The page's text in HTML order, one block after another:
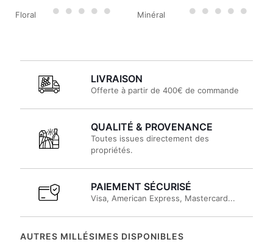
Floral Minéral
LIVRAISON
Offerte à partir de 400€ de commande
QUALITÉ & PROVENANCE
Toutes issues directement des
propriétés.
PAIEMENT SÉCURISÉ
Visa, American Express, Mastercard...
AUTRES MILLÉSIMES DISPONIBLES